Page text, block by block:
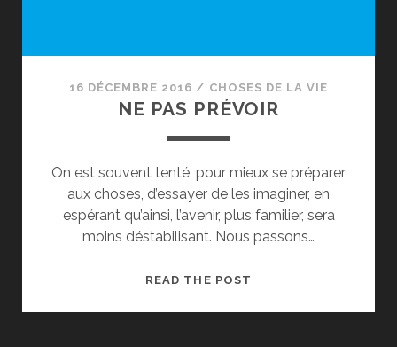
16 DÉCEMBRE 2016 / CHOSES DE LA VIE
NE PAS PRÉVOIR
On est souvent tenté, pour mieux se préparer
aux choses, d’essayer de les imaginer, en
espérant qu’ainsi, l’avenir, plus familier, sera
moins déstabilisant. Nous passons…
READ THE POST